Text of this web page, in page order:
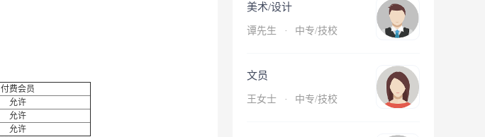
付费会员
允许
允许
允许
美术/设计
谭先生 · 中专/技校
文员
王女士 · 中专/技校